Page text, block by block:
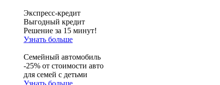
Экспресс-кредит
Выгодный кредит
Решение за 15 минут!
Узнать больше
Семейный автомобиль
-25% от стоимости авто
для семей с детьми
Узнать больше